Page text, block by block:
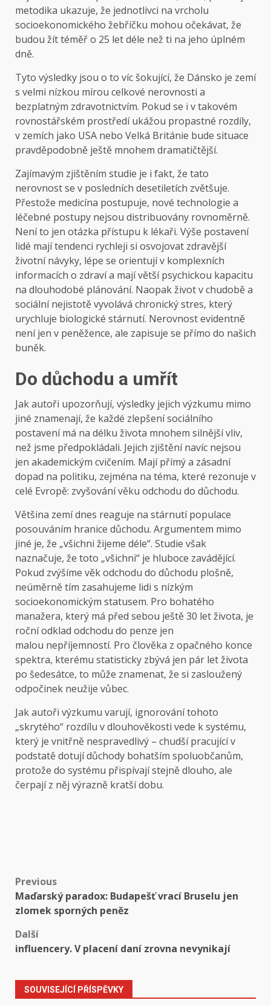
metodika ukazuje, že jednotlivci na vrcholu
socioekonomického žebříčku mohou očekávat, že
budou žít téměř o 25 let déle než ti na jeho úplném
dně.
Tyto výsledky jsou o to víc šokující, že Dánsko je zemí
s velmi nízkou mírou celkové nerovnosti a
bezplatným zdravotnictvím. Pokud se i v takovém
rovnostářském prostředí ukážou propastné rozdíly,
v zemích jako USA nebo Velká Británie bude situace
pravděpodobně ještě mnohem dramatičtější.
Zajímavým zjištěním studie je i fakt, že tato
nerovnost se v posledních desetiletích zvětšuje.
Přestože medicína postupuje, nové technologie a
léčebné postupy nejsou distribuovány rovnoměrně.
Není to jen otázka přístupu k lékaři. Výše postavení
lidé mají tendenci rychleji si osvojovat zdravější
životní návyky, lépe se orientují v komplexních
informacích o zdraví a mají větší psychickou kapacitu
na dlouhodobé plánování. Naopak život v chudobě a
sociální nejistotě vyvolává chronický stres, který
urychluje biologické stárnutí. Nerovnost evidentně
není jen v peněžence, ale zapisuje se přímo do našich
buněk.
Do důchodu a umřít
Jak autoři upozorňují, výsledky jejich výzkumu mimo
jiné znamenají, že každé zlepšení sociálního
postavení má na délku života mnohem silnější vliv,
než jsme předpokládali. Jejich zjištění navíc nejsou
jen akademickým cvičením. Mají přímý a zásadní
dopad na politiku, zejména na téma, které rezonuje v
celé Evropě: zvyšování věku odchodu do důchodu.
Většina zemí dnes reaguje na stárnutí populace
posouváním hranice důchodu. Argumentem mimo
jiné je, že „všichni žijeme déle“. Studie však
naznačuje, že toto „všichni“ je hluboce zavádějící.
Pokud zvýšíme věk odchodu do důchodu plošně,
neúměrně tím zasahujeme lidi s nízkým
socioekonomickým statusem. Pro bohatého
manažera, který má před sebou ještě 30 let života, je
roční odklad odchodu do penze jen
malou nepříjemností. Pro člověka z opačného konce
spektra, kterému statisticky zbývá jen pár let života
po šedesátce, to může znamenat, že si zasloužený
odpočinek neužije vůbec.
Jak autoři výzkumu varují, ignorování tohoto
„skrytého“ rozdílu v dlouhověkosti vede k systému,
který je vnitřně nespravedlivý – chudší pracující v
podstatě dotují důchody bohatším spoluobčanům,
protože do systému přispívají stejně dlouho, ale
čerpají z něj výrazně kratší dobu.
Post
navigation
Previous
Maďarský paradox: Budapešť vrací Bruselu jen
zlomek sporných peněz
Další
influencery. V placení daní zrovna nevynikají
SOUVISEJÍCÍ PŘÍSPĚVKY